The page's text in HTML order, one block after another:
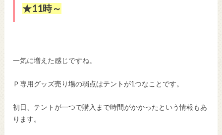
★11時～
一気に増えた感じですね。
Ｐ専用グッズ売り場の弱点はテントが1つなことです。
初日、テントが一つで購入まで時間がかかったという情報もあ
ります。